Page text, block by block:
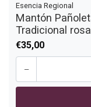
Esencia Regional
Mantón
Tradicional
€35,00
-